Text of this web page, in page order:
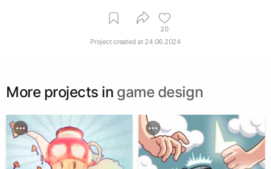
20
Project created at 24.06.2024
More projects in game design